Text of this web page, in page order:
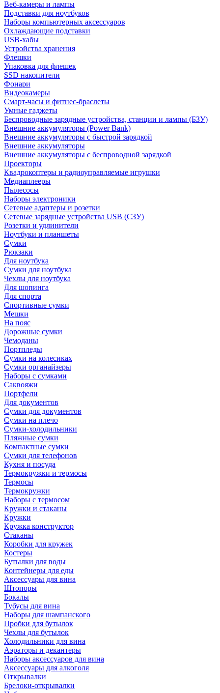
Веб-камеры и лампы
Подставки для ноутбуков
Наборы компьютерных аксессуаров
Охлаждающие подставки
USB-хабы
Устройства хранения
Флешки
Упаковка для флешек
SSD накопители
Фонари
Видеокамеры
Смарт-часы и фитнес-браслеты
Умные гаджеты
Беспроводные зарядные устройства, станции и лампы (БЗУ)
Внешние аккумуляторы (Power Bank)
Внешние аккумуляторы с быстрой зарядкой
Внешние аккумуляторы
Внешние аккумуляторы с беспроводной зарядкой
Проекторы
Квадрокоптеры и радиоуправляемые игрушки
Медиаплееры
Пылесосы
Наборы электроники
Сетевые адаптеры и розетки
Сетевые зарядные устройства USB (СЗУ)
Розетки и удлинители
Ноутбуки и планшеты
Сумки
Рюкзаки
Для ноутбука
Сумки для ноутбука
Чехлы для ноутбука
Для шопинга
Для спорта
Спортивные сумки
Мешки
На пояс
Дорожные сумки
Чемоданы
Портпледы
Сумки на колесиках
Сумки органайзеры
Наборы с сумками
Саквояжи
Портфели
Для документов
Сумки для документов
Сумки на плечо
Сумки-холодильники
Пляжные сумки
Компактные сумки
Сумки для телефонов
Кухня и посуда
Термокружки и термосы
Термосы
Термокружки
Наборы с термосом
Кружки и стаканы
Кружки
Кружка конструктор
Стаканы
Коробки для кружек
Костеры
Бутылки для воды
Контейнеры для еды
Аксессуары для вина
Штопоры
Бокалы
Тубусы для вина
Наборы для шампанского
Пробки для бутылок
Чехлы для бутылок
Холодильники для вина
Аэраторы и декантеры
Наборы аксессуаров для вина
Аксессуары для алкоголя
Открывалки
Брелоки-открывалки